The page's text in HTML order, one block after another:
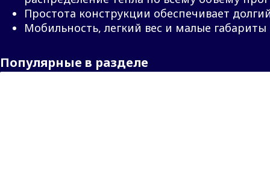
Простота конструкции обеспечивает
Мобильность, легкий вес и малые габариты
Популярные в разделе